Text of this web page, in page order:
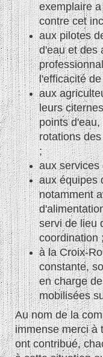
exemplaire
contre cet
aux pilotes
d'eau et des
l'efficacité
aux
leurs
points
rotations
;
aux services
aux équipes
notamment
servi de lieu
coordination
à la Croix-
constante,
en charge
mobilisées
Au nom de la
immense merci à
ont contribué,